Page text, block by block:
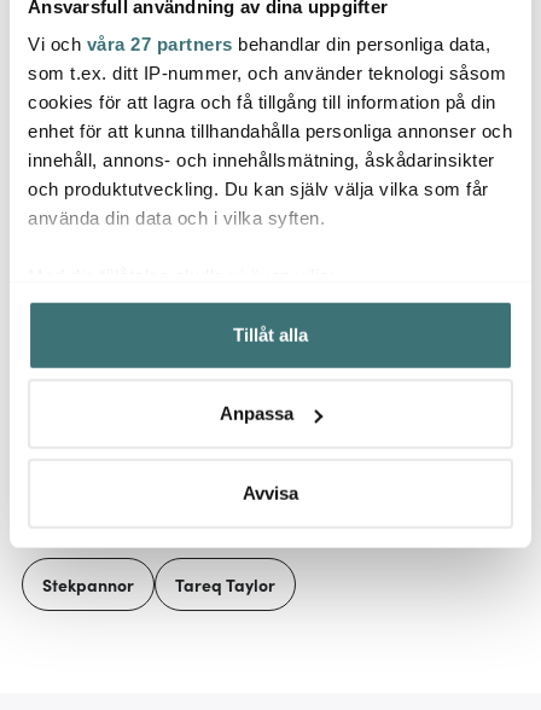
Ansvarsfull användning av dina uppgifter
Vi och våra 27 partners behandlar din personliga data,
som t.ex. ditt IP-nummer, och använder teknologi såsom
cookies för att lagra och få tillgång till information på din
enhet för att kunna tillhandahålla personliga annonser och
innehåll, annons- och innehållsmätning, åskådarinsikter
och produktutveckling. Du kan själv välja vilka som får
använda din data och i vilka syften.
Samla in information om din geografiska plats som
kan ha en noggrannhet på upp till flera meter
Identifiera din enhet genom att aktivt skanna den för
Ta reda på mer om hur dina personliga uppgifter
Du kan ändra eller dra tillbaka ditt samtycke när som
Vi använder cookies för att innehållet och annonserna
ska anpassas efter det som vi tror att du tycker om. Det
Tillåt alla
Anpassa
Avvisa
Anders Petter
Classic
Stekpanneskydd 3-
pack grå
55 kr 79 kr
I lager
Scanpan
Scanpan Impact
Stekpanna 28 cm
rostfritt stål
899 kr
I lager
Fjord
Låt dig inspireras av våra kunder
Stekpannor Tareq Taylor